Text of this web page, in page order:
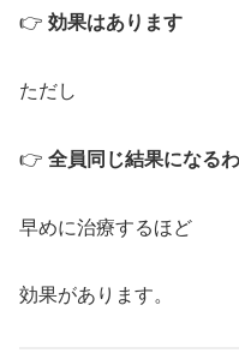
👉 効果はあります
ただし
👉 全員同じ結果になる
早めに治療するほど
効果があります。